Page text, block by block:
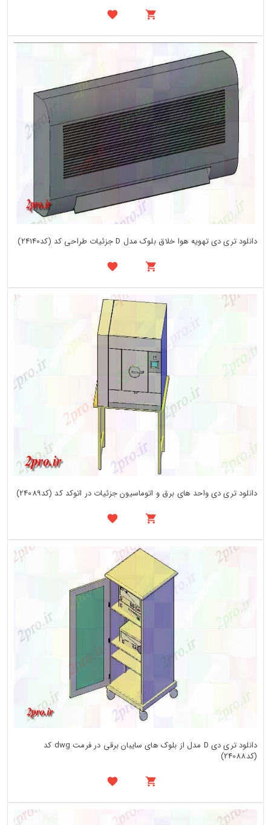
دانلود تری دی تهویه هوا خلاق بلوک مدل D جزئیات طراحی کد (کد24140)
دانلود تری دی واحد های برق و اتوماسیون جزئیات در اتوکد کد (کد24089)
دانلود تری دی D مدل از بلوک های سایبان برقی در فرمت dwg کد
(کد24088)